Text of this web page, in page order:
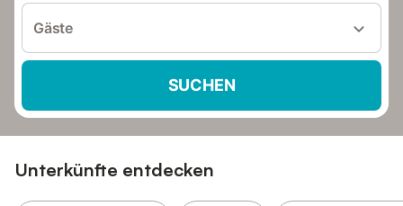
Gäste
SUCHEN
Unterkünfte entdecken